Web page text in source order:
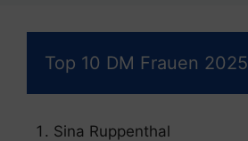
Top 10 DM Frauen 2025
Sina Ruppenthal